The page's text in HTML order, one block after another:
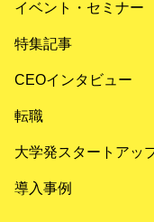
イベント・セミナー
特集記事
CEOインタビュー
転職
大学発スタートアッ
導入事例